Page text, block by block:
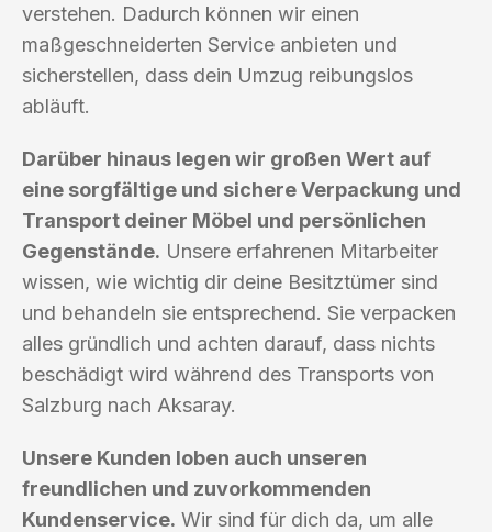
verstehen. Dadurch können wir einen
maßgeschneiderten Service anbieten und
sicherstellen, dass dein Umzug reibungslos
abläuft.
Darüber hinaus legen wir großen Wert auf
eine sorgfältige und sichere Verpackung und
Transport deiner Möbel und persönlichen
Gegenstände. Unsere erfahrenen Mitarbeiter
wissen, wie wichtig dir deine Besitztümer sind
und behandeln sie entsprechend. Sie verpacken
alles gründlich und achten darauf, dass nichts
beschädigt wird während des Transports von
Salzburg nach Aksaray.
Unsere Kunden loben auch unseren
freundlichen und zuvorkommenden
Kundenservice. Wir sind für dich da, um alle